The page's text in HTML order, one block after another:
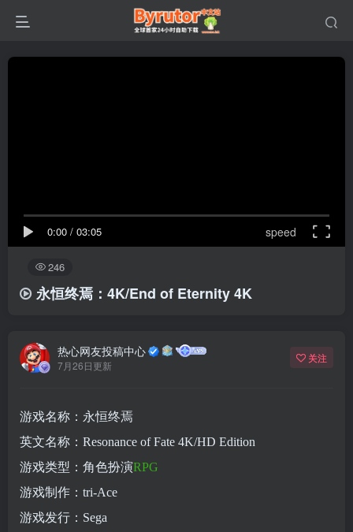
0:00 / 03:05 speed
246
永恒终焉：4K/End of Eternity 4K
热心网友投稿中心
7月26日更新
关注
游戏名称：永恒终焉
英文名称：Resonance of Fate 4K/HD Edition
游戏类型：角色扮演RPG
游戏制作：tri-Ace
游戏发行：Sega